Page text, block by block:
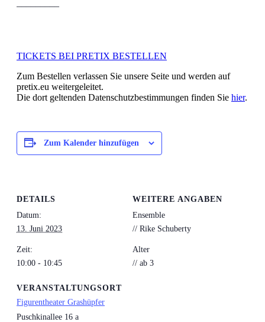
TICKETS BEI PRETIX BESTELLEN
Zum Bestellen verlassen Sie unsere Seite und werden auf
pretix.eu weitergeleitet.
Die dort geltenden Datenschutzbestimmungen finden Sie hier.
Zum Kalender hinzufügen
DETAILS
Datum:
13. Juni 2023
Zeit:
10:00 - 10:45
VERANSTALTUNGSORT
Figurentheater Grashüpfer
Puschkinallee 16 a
WEITERE ANGABEN
Ensemble
// Rike Schuberty
Alter
// ab 3